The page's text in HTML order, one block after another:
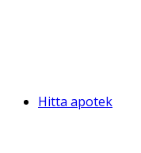
Hitta apotek